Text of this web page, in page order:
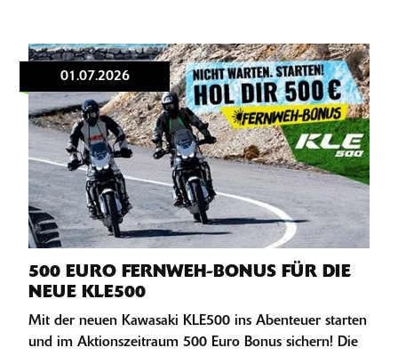
01.07.2026
500 EURO FERNWEH-BONUS FÜR DIE
NEUE KLE500
Mit der neuen Kawasaki KLE500 ins Abenteuer starten
und im Aktionszeitraum 500 Euro Bonus sichern! Die